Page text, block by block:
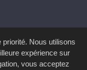
Nous utilisons
expérience sur
vous acceptez